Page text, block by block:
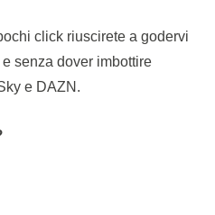
click riuscirete a godervi
senza dover imbottire
e DAZN.